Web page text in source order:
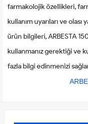
farmakolojik özellikleri,
kullanım uyarıları ve
ürün bilgileri, ARBESTA
kullanmanız gerektiği ve
fazla bilgi edinmenizi